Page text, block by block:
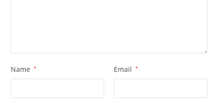
Name * Email *